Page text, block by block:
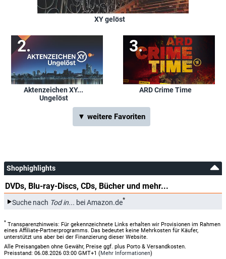
XY gelöst
Aktenzeichen XY...
Ungelöst
ARD Crime Time
▼ weitere Favoriten
Shophighlights
DVDs, Blu-ray-Discs, CDs, Bücher und mehr...
Suche nach Tod in... bei Amazon.de*
* Transparenzhinweis: Für gekennzeichnete Links erhalten wir Provisionen im Rahmen
eines Affiliate-Partnerprogramms. Das bedeutet keine Mehrkosten für Käufer,
unterstützt uns aber bei der Finanzierung dieser Website.
Alle Preisangaben ohne Gewähr, Preise ggf. plus Porto & Versandkosten.
Preisstand: 06.08.2026 03:00 GMT+1 (Mehr Informationen)